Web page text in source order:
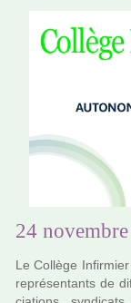
24
Le Collège
repré­sen­tants de